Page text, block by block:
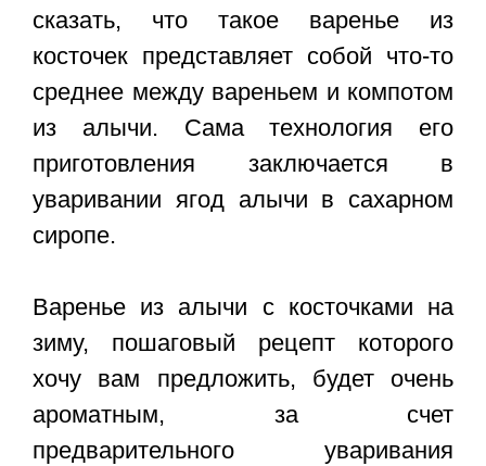
сказать, что такое варенье из
косточек представляет собой что-то
среднее между вареньем и компотом
из алычи. Сама технология его
приготовления заключается в
уваривании ягод алычи в сахарном
сиропе.
Варенье из алычи с косточками на
зиму, пошаговый рецепт которого
хочу вам предложить, будет очень
ароматным, за счет
предварительного уваривания